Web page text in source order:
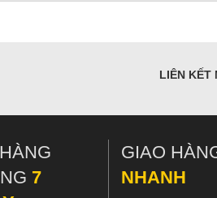
LIÊN KẾT
7
GIAO
NHANH